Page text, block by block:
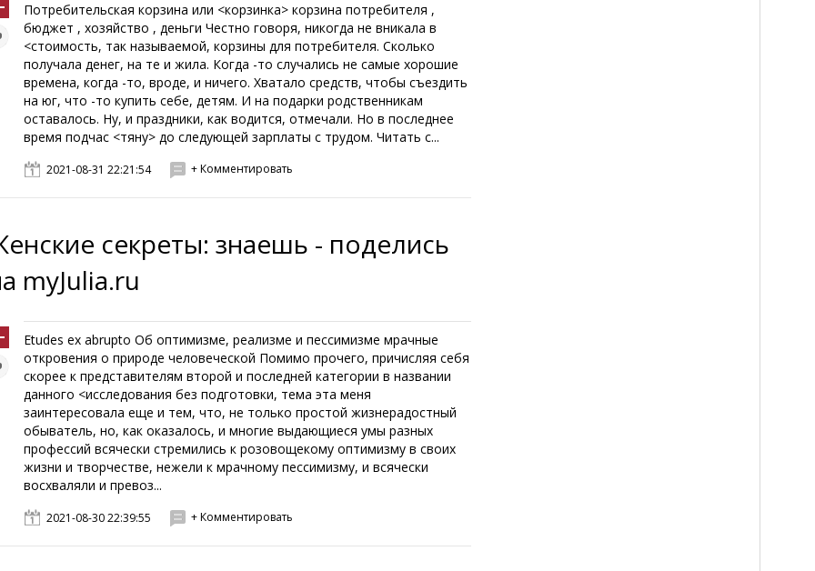
Потребительская корзина или <корзинка> корзина потребителя ,
бюджет , хозяйство , деньги Честно говоря, никогда не вникала в
<стоимость, так называемой, корзины для потребителя. Сколько
получала денег, на те и жила. Когда -то случались не самые хорошие
времена, когда -то, вроде, и ничего. Хватало средств, чтобы съездить
на юг, что -то купить себе, детям. И на подарки родственникам
оставалось. Ну, и праздники, как водится, отмечали. Но в последнее
время подчас <тяну> до следующей зарплаты с трудом. Читать с...
2021-08-31 22:21:54 + Комментировать
секреты: знаешь - поделись
myJulia.ru
Etudes ex abrupto Об оптимизме, реализме и пессимизме мрачные
откровения о природе человеческой Помимо прочего, причисляя себя
скорее к представителям второй и последней категории в названии
данного <исследования без подготовки, тема эта меня
заинтересовала еще и тем, что, не только простой жизнерадостный
обыватель, но, как оказалось, и многие выдающиеся умы разных
профессий всячески стремились к розовощекому оптимизму в своих
жизни и творчестве, нежели к мрачному пессимизму, и всячески
восхваляли и превоз...
2021-08-30 22:39:55 + Комментировать